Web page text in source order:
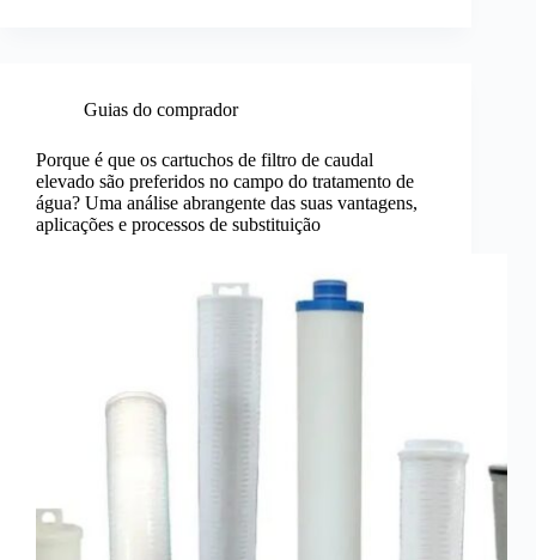
Guias do comprador
Porque é que os cartuchos de filtro de caudal
elevado são preferidos no campo do tratamento de
água? Uma análise abrangente das suas vantagens,
aplicações e processos de substituição